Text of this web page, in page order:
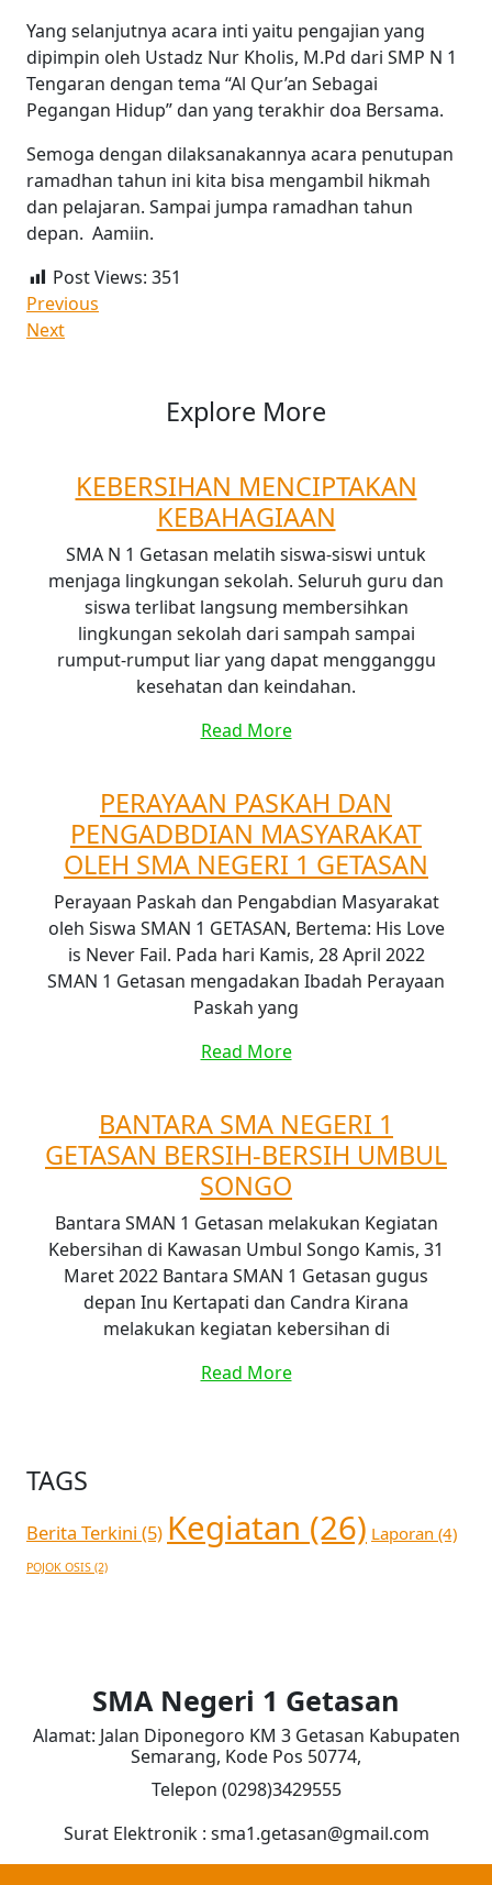
Yang selanjutnya acara inti yaitu pengajian yang
dipimpin oleh Ustadz Nur Kholis, M.Pd dari SMP N 1
Tengaran dengan tema “Al Qur’an Sebagai
Pegangan Hidup” dan yang terakhir doa Bersama.
Semoga dengan dilaksanakannya acara penutupan
ramadhan tahun ini kita bisa mengambil hikmah
dan pelajaran. Sampai jumpa ramadhan tahun
depan. Aamiin.
Post Views: 351
Previous
Next
Explore More
KEBERSIHAN MENCIPTAKAN
KEBAHAGIAAN
SMA N 1 Getasan melatih siswa-siswi untuk
menjaga lingkungan sekolah. Seluruh guru dan
siswa terlibat langsung membersihkan
lingkungan sekolah dari sampah sampai
rumput-rumput liar yang dapat mengganggu
kesehatan dan keindahan.
Read More
PERAYAAN PASKAH DAN
PENGADBDIAN MASYARAKAT
OLEH SMA NEGERI 1 GETASAN
Perayaan Paskah dan Pengabdian Masyarakat
oleh Siswa SMAN 1 GETASAN, Bertema: His Love
is Never Fail. Pada hari Kamis, 28 April 2022
SMAN 1 Getasan mengadakan Ibadah Perayaan
Paskah yang
Read More
BANTARA SMA NEGERI 1
GETASAN BERSIH-BERSIH UMBUL
SONGO
Bantara SMAN 1 Getasan melakukan Kegiatan
Kebersihan di Kawasan Umbul Songo Kamis, 31
Maret 2022 Bantara SMAN 1 Getasan gugus
depan Inu Kertapati dan Candra Kirana
melakukan kegiatan kebersihan di
Read More
TAGS
Berita Terkini (5) Kegiatan (26) Laporan (4)
POJOK OSIS (2)
SMA Negeri 1 Getasan
Alamat: Jalan Diponegoro KM 3 Getasan Kabupaten
Semarang, Kode Pos 50774,
Telepon (0298)3429555
Surat Elektronik : sma1.getasan@gmail.com